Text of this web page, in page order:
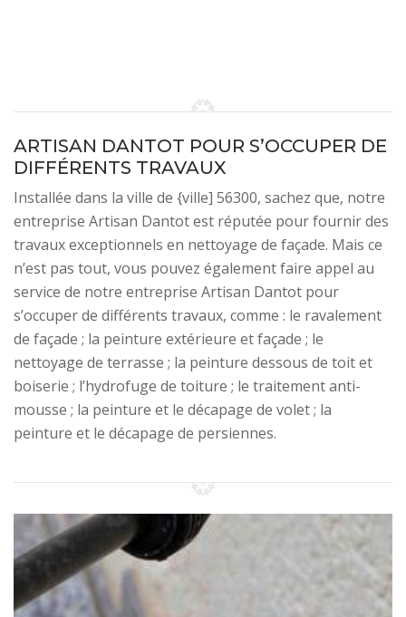
ARTISAN DANTOT POUR S’OCCUPER DE
DIFFÉRENTS TRAVAUX
Installée dans la ville de {ville] 56300, sachez que, notre
entreprise Artisan Dantot est réputée pour fournir des
travaux exceptionnels en nettoyage de façade. Mais ce
n’est pas tout, vous pouvez également faire appel au
service de notre entreprise Artisan Dantot pour
s’occuper de différents travaux, comme : le ravalement
de façade ; la peinture extérieure et façade ; le
nettoyage de terrasse ; la peinture dessous de toit et
boiserie ; l’hydrofuge de toiture ; le traitement anti-
mousse ; la peinture et le décapage de volet ; la
peinture et le décapage de persiennes.